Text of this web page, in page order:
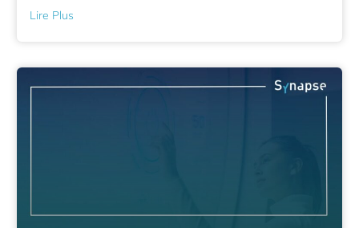
Lire Plus